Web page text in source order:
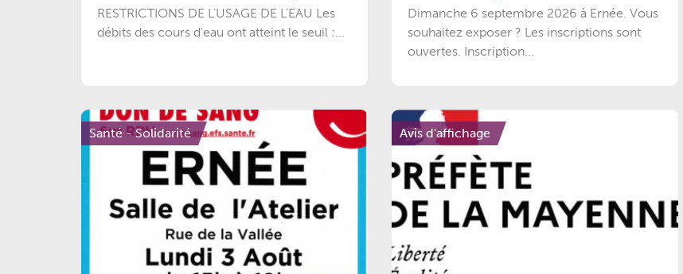
RESTRICTIONS DE L’USAGE DE L’EAU Les
débits des cours d'eau ont atteint le seuil :...
Dimanche 6 septembre 2026 à Ernée. Vous
souhaitez exposer ? Les inscriptions sont
ouvertes. Inscription...
Santé - Solidarité Avis d'affichage